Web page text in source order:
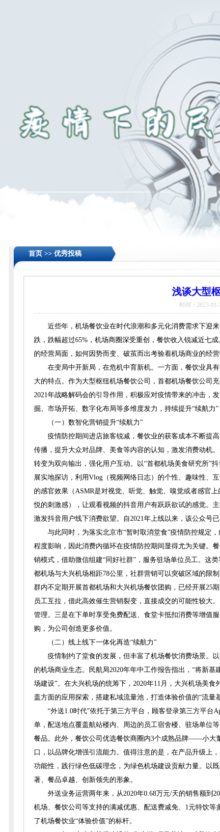
首页 >> 优秀投稿
浅谈大型
时间：2023-01-
近些年，机场餐饮业在时代浪潮和多元化消费需求下迎
跌，跌幅超过65%，机场商圈深受重创，餐饮收入锐减近七
的经营局面，如何因势而变、破茧而出考验着机场商业的经
在变局中开新局，在危机中育新机。一方面，餐饮业具
大的特点。作为大型枢纽机场餐饮公司，首都机场餐饮公司
2021年战略解码会的引导作用，积极应对疫情带来的冲击，
掘、市场开拓、数字化布局等多维度发力，持续提升“续航
（一）数智化营销提升“续航力”
疫情防控期间进店旅客锐减，餐饮业的获客成本不断提
传播，提升大众对品牌、美食等内容的认知，激发消费动机
转变为双向输出，强化用户互动。以“首都机场美食研究所”
展实地探访，利用Vlog（视频网络日志）的个性、趣味性、
的感官效果（ASMR是对视觉、听觉、触觉、嗅觉或者感官
悦的刺激感），让观看视频的抖音用户有跃跃欲试的感觉。
激发抖音用户线下消费欲望。自2021年上线以来，该公众号
与此同时，为落实北京市“暂时取消堂食”疫情防控规定
程度影响，因此消费内循环在疫情防控期间显得尤为关键。
销模式，借助微信组建“同好社群”，服务驻场单位员工。这
都机场与大兴机场相距78公里，社群营销可以突破区域的限
群内不定期开展首都机场和大兴机场餐饮团购，已经开展25
员工互拉，借此高效催生营销裂变，直接成交的可能性较大
管理。三是在下单时享受免费配送、食堂卡抵扣消费等增值
购，为公司创造更多价值。
（二）线上线下一体化再造“续航力”
疫情制约了堂食的发展，但丰富了机场餐饮消费场景。
的机场商业生态。民航局2020年年中工作报告指出，“将新
场建设”。在大兴机场的统筹下，2020年11月，大兴机场美
盖方面的应用探索，搭建私域流量池，打造体验价值的“流量
“外送1.0时代”依托于第三方平台，顾客登录第三方平台
单，配送地点覆盖航站楼内、周边的员工宿舍楼、驻场单位
餐品。此外，餐饮公司优选餐饮商圈内3个成熟品牌——小大
口，以品牌化增强引流能力。值得注意的是，在产品升级上
功能性，践行绿色低碳理念，为绿色机场建设贡献力量。以
著、餐品卓越、创新领先的形象。
外送业务运营两年来，从2020年0.68万元/天的销售额到
机场、餐饮公司等支持的满减优惠、配送费减免、1元特饮
了机场餐饮业“体验价值”的标杆。